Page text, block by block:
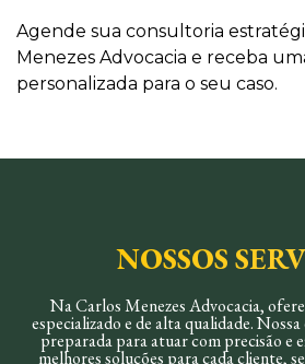
Agende sua consultoria
Menezes Advocacia e receba
personalizada para o seu caso.
NOSSOS
Na Carlos Menezes Advocacia,
especializado e de alta qualidade.
preparada para atuar com precisão e
melhores soluções para cada cliente,